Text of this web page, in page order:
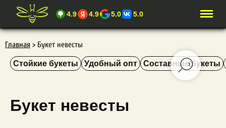
4.9 4.9 5.0 5.0
Главная > Букет невесты
Стойкие букеты Удобный опт Составные букеты
Букет невесты